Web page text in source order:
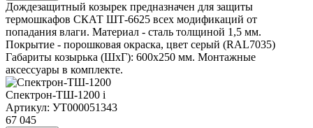
Дождезащитный козырек предназначен для защиты
термошкафов СКАТ ШТ-6625 всех модификаций от
попадания влаги. Материал - сталь толщиной 1,5 мм.
Покрытие - порошковая окраска, цвет серый (RAL7035)
Габариты козырька (ШхГ): 600х250 мм. Монтажные
аксессуары в комплекте.
Спектрон-ТШ-1200 i
Артикул: УТ000051343
67 045